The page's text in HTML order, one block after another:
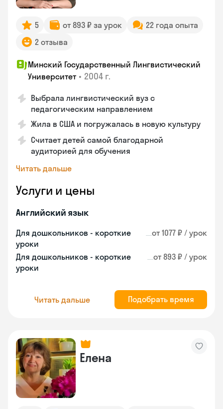
5 от 893 ₽ за урок
22 года опыта
2 отзыва
Минский Государственный Лингвистический
Университет • 2004 г.
Выбрала лингвистический вуз с
педагогическим направлением
Жила в США и погружалась в новую культуру
Считает детей самой благодарной
аудиторией для обучения
Читать дальше
Услуги и цены
Английский язык
Для дошкольников - короткие
уроки
от 1077 ₽ / урок
Для дошкольников - короткие
уроки
от 893 ₽ / урок
Читать дальше Подобрать время
Елена